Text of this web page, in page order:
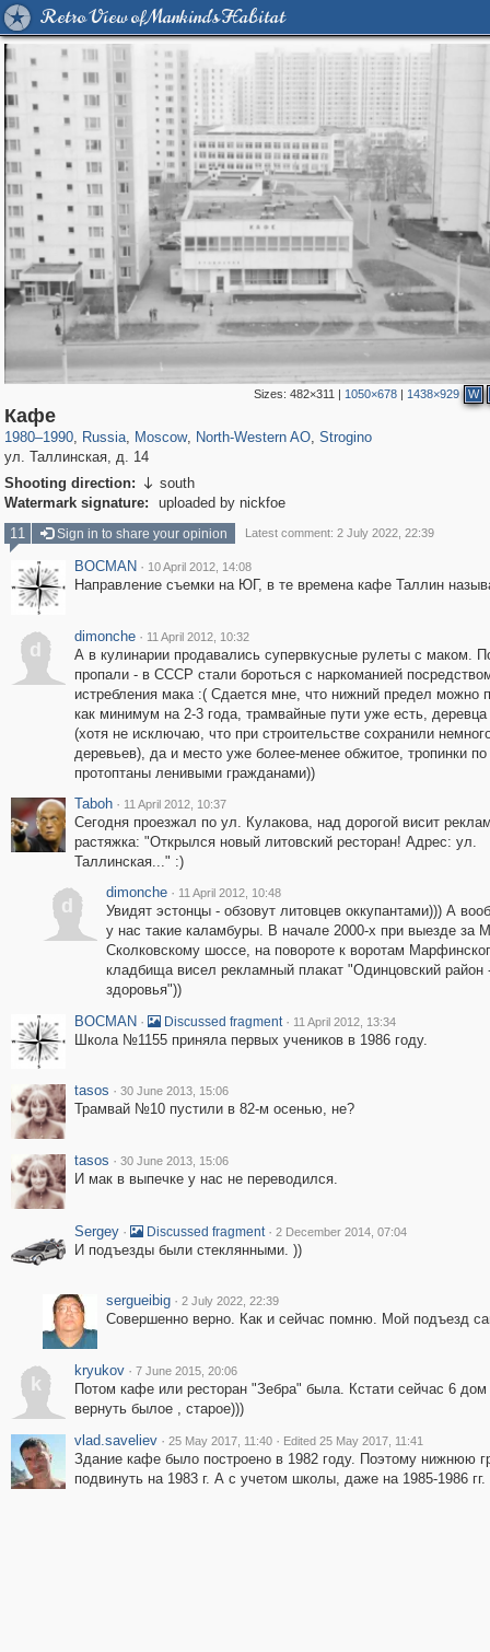
Retro View of Mankind's Habitat
Sizes: 482×311 | 1050×678| 1438×929 W
Кафе
1980–1990, Russia, Moscow, North-Western AO, Strogino
ул. Таллинская, д. 14
Shooting direction:  south
Watermark signature:
uploaded by nickfoe
11
Sign in to share your opinion Latest comment: 2 July 2022, 22:39
BOCMAN · 10 April 2012, 14:08
Направление съемки на ЮГ, в те времена кафе Таллин
d
dimonche · 11 April 2012, 10:32
А в кулинарии продавались супервкусные рулеты с маком.
пропали - в СССР стали бороться с наркоманией
истребления мака :( Сдается мне, что нижний предел можно
как минимум на 2-3 года, трамвайные пути уже есть, деревца
(хотя не исключаю, что при строительстве сохранили
деревьев), да и место уже более-менее обжитое, тропинки по
протоптаны ленивыми гражданами))
Taboh · 11 April 2012, 10:37
Сегодня проезжал по ул. Кулакова, над дорогой висит
растяжка: "Открылся новый литовский ресторан! Адрес: ул.
Таллинская..." :)
d
dimonche · 11 April 2012, 10:48
Увидят эстонцы - обзовут литовцев оккупантами))) А
у нас такие каламбуры. В начале 2000-х при выезде за
Сколковскому шоссе, на повороте к воротам
кладбища висел рекламный плакат "Одинцовский район
здоровья"))
BOCMAN · Discussed fragment · 11 April 2012, 13:34
Школа №1155 приняла первых учеников в 1986 году.
tasos · 30 June 2013, 15:06
Трамвай №10 пустили в 82-м осенью, не?
tasos · 30 June 2013, 15:06
И мак в выпечке у нас не переводился.
Sergey · Discussed fragment · 2 December 2014, 07:04
И подъезды были стеклянными. ))
sergueibig · 2 July 2022, 22:39
Совершенно верно. Как и сейчас помню. Мой подъезд
k
kryukov · 7 June 2015, 20:06
Потом кафе или ресторан "Зебра" была. Кстати сейчас 6
вернуть былое , старое)))
vlad.saveliev · 25 May 2017, 11:40 · Edited 25 May 2017, 11:41
Здание кафе было построено в 1982 году. Поэтому нижнюю
подвинуть на 1983 г. А с учетом школы, даже на 1985-1986 гг.